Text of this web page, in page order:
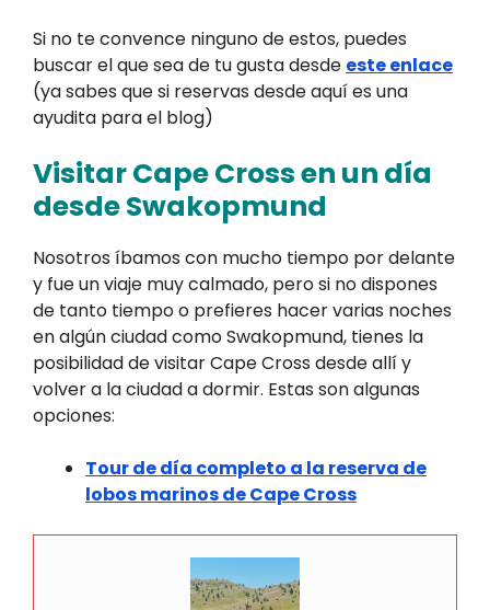
Si no te convence ninguno de estos, puedes
buscar el que sea de tu gusta desde este enlace
(ya sabes que si reservas desde aquí es una
ayudita para el blog)
Visitar Cape Cross en un día
desde Swakopmund
Nosotros íbamos con mucho tiempo por delante
y fue un viaje muy calmado, pero si no dispones
de tanto tiempo o prefieres hacer varias noches
en algún ciudad como Swakopmund, tienes la
posibilidad de visitar Cape Cross desde allí y
volver a la ciudad a dormir. Estas son algunas
opciones:
Tour de día completo a la reserva de
lobos marinos de Cape Cross